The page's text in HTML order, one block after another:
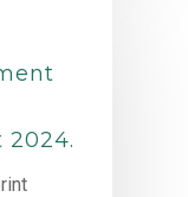
2024.